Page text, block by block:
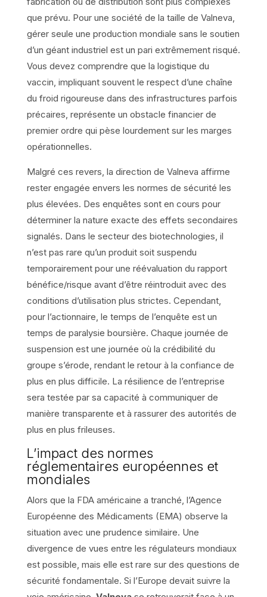
que prévu. Pour une société de la taille de Valneva,
gérer seule une production mondiale sans le soutien
d’un géant industriel est un pari extrêmement risqué.
Vous devez comprendre que la logistique du
vaccin, impliquant souvent le respect d’une chaîne
du froid rigoureuse dans des infrastructures parfois
précaires, représente un obstacle financier de
premier ordre qui pèse lourdement sur les marges
opérationnelles.
Malgré ces revers, la direction de Valneva affirme
rester engagée envers les normes de sécurité les
plus élevées. Des enquêtes sont en cours pour
déterminer la nature exacte des effets secondaires
signalés. Dans le secteur des biotechnologies, il
n’est pas rare qu’un produit soit suspendu
temporairement pour une réévaluation du rapport
bénéfice/risque avant d’être réintroduit avec des
conditions d’utilisation plus strictes. Cependant,
pour l’actionnaire, le temps de l’enquête est un
temps de paralysie boursière. Chaque journée de
suspension est une journée où la crédibilité du
groupe s’érode, rendant le retour à la confiance de
plus en plus difficile. La résilience de l’entreprise
sera testée par sa capacité à communiquer de
manière transparente et à rassurer des autorités de
plus en plus frileuses.
L’impact des normes
réglementaires européennes et
mondiales
Alors que la FDA américaine a tranché, l’Agence
Européenne des Médicaments (EMA) observe la
situation avec une prudence similaire. Une
divergence de vues entre les régulateurs mondiaux
est possible, mais elle est rare sur des questions de
sécurité fondamentale. Si l’Europe devait suivre la